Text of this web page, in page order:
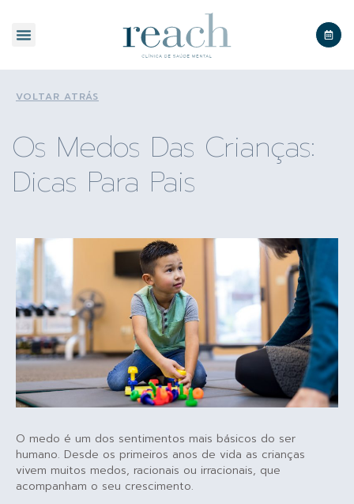
VOLTAR ATRÁS
Os Medos Das Crianças:
Dicas Para Pais
O medo é um dos sentimentos mais básicos do ser
humano. Desde os primeiros anos de vida as crianças
vivem muitos medos, racionais ou irracionais, que
acompanham o seu crescimento.